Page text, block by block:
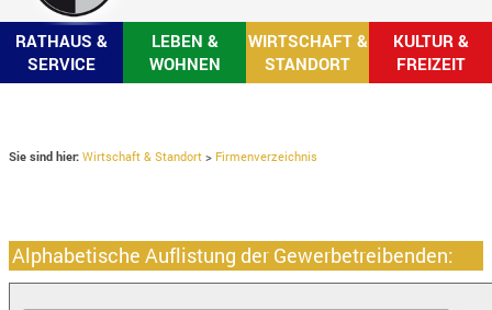
RATHAUS &
SERVICE
LEBEN &
WOHNEN
WIRTSCHAFT &
STANDORT
KULTUR &
FREIZEIT
Sie sind hier: Wirtschaft & Standort > Firmenverzeichnis
Alphabetische Auflistung der Gewerbetreibenden: